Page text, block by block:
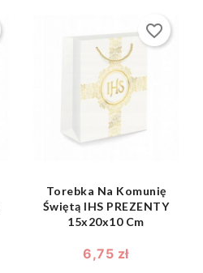
shopping_bag 
Torebka Na Komunię
Świętą IHS PREZENTY
15x20x10 Cm
6,75 zł
favorite_border